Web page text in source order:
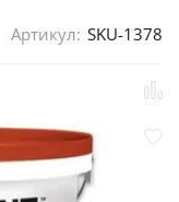
Артикул: SKU-1378